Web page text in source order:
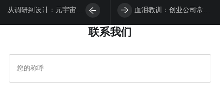
从调研到设计：元宇宙开
并理解用户需求？
血泪教训：创业公司常犯
联系我们